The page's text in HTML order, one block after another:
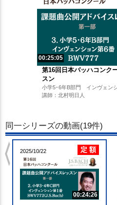
00:25:05
第16回日本バッハコンク
スン
小学5･6年B部門 インヴェン
講師：北村明日人
同一シリーズの動画(19件)
2025/10/22 定 額
00:24:26
chevron_left